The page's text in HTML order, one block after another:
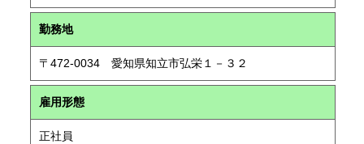
勤務地
〒472-0034 愛知県知立市弘栄１－３２
雇用形態
正社員